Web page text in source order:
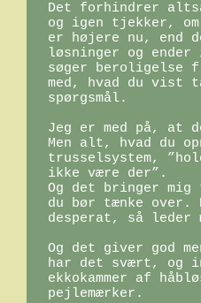
Det forhindrer altså
og igen tjekker,
er højere nu, end
løsninger og
søger beroligelse
med, hvad du vist
spørgsmål.
Jeg er med på, at
Men alt, hvad du
trusselsystem,
ikke være der”.
Og det bringer
du bør tænke over.
desperat, så
Og det giver god
har det svært, og
ekkokammer af
pejlemærker.